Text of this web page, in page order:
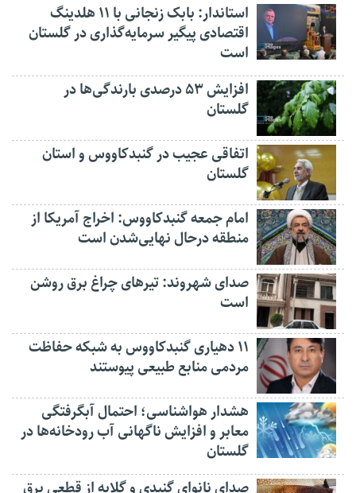
استاندار: بابک زنجانی با ۱۱ هلدینگ
اقتصادی پیگیر سرمایه‌گذاری در گلستان
است
افزایش ۵۳ درصدی بارندگی‌ها در
گلستان
اتفاقی عجیب در‌ گنبدکاووس و استان
گلستان
امام جمعه گنبدکاووس: اخراج آمریکا از
منطقه درحال نهایی‌شدن است
صدای شهروند: تیرهای چراغ برق روشن
است
۱۱ دهیاری گنبدکاووس به شبکه حفاظت
مردمی منابع طبیعی پیوستند
هشدار هواشناسی؛ احتمال آبگرفتگی
معابر و افزایش ناگهانی آب رودخانه‌ها در
گلستان